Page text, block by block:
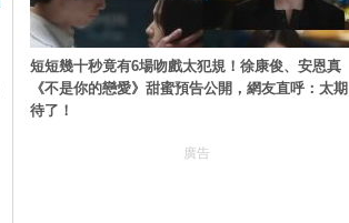
短短幾十秒竟有6場吻戲太犯規！徐康俊、安恩真
《不是你的戀愛》甜蜜預告公開，網友直呼：太期
待了！
廣告